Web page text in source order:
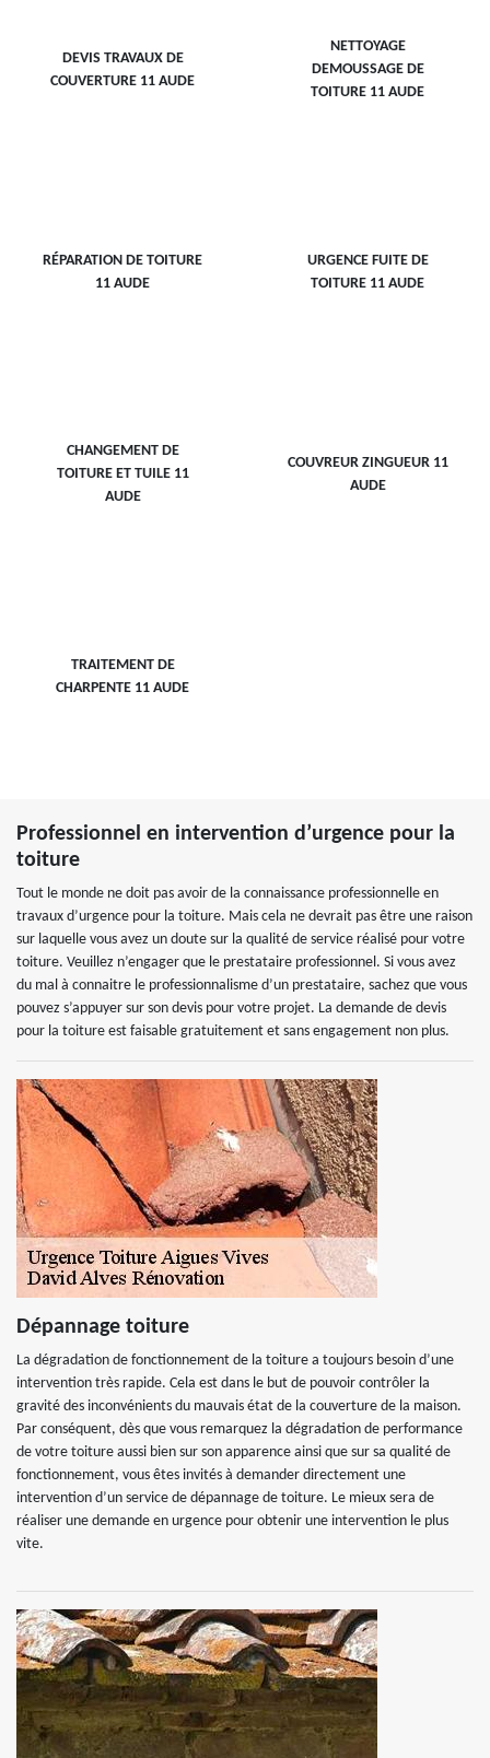
DEVIS TRAVAUX DE
COUVERTURE 11 AUDE
NETTOYAGE
DEMOUSSAGE DE
TOITURE 11 AUDE
RÉPARATION DE TOITURE
11 AUDE
URGENCE FUITE DE
TOITURE 11 AUDE
CHANGEMENT DE
TOITURE ET TUILE 11
AUDE
COUVREUR ZINGUEUR 11
AUDE
TRAITEMENT DE
CHARPENTE 11 AUDE
Professionnel en intervention d’urgence pour la
toiture
Tout le monde ne doit pas avoir de la connaissance professionnelle en
travaux d’urgence pour la toiture. Mais cela ne devrait pas être une raison
sur laquelle vous avez un doute sur la qualité de service réalisé pour votre
toiture. Veuillez n’engager que le prestataire professionnel. Si vous avez
du mal à connaitre le professionnalisme d’un prestataire, sachez que vous
pouvez s’appuyer sur son devis pour votre projet. La demande de devis
pour la toiture est faisable gratuitement et sans engagement non plus.
Dépannage toiture
La dégradation de fonctionnement de la toiture a toujours besoin d’une
intervention très rapide. Cela est dans le but de pouvoir contrôler la
gravité des inconvénients du mauvais état de la couverture de la maison.
Par conséquent, dès que vous remarquez la dégradation de performance
de votre toiture aussi bien sur son apparence ainsi que sur sa qualité de
fonctionnement, vous êtes invités à demander directement une
intervention d’un service de dépannage de toiture. Le mieux sera de
réaliser une demande en urgence pour obtenir une intervention le plus
vite.